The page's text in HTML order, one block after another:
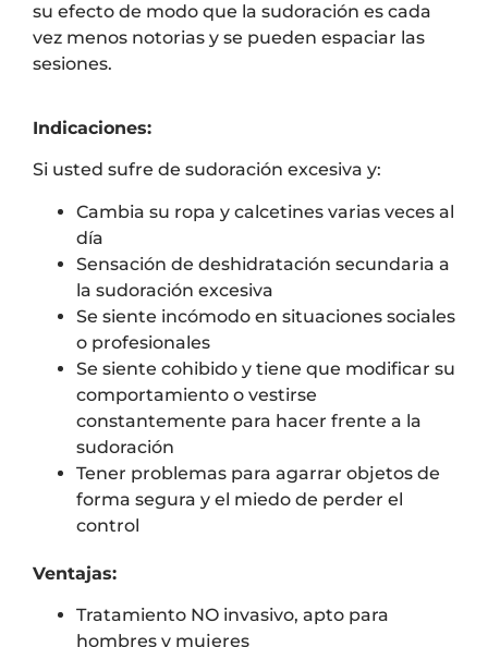
su efecto de modo que la sudoración es cada
vez menos notorias y se pueden espaciar las
sesiones.
Indicaciones:
Si usted sufre de sudoración excesiva y:
Cambia su ropa y calcetines varias veces al
día
Sensación de deshidratación secundaria a
la sudoración excesiva
Se siente incómodo en situaciones sociales
o profesionales
Se siente cohibido y tiene que modificar su
comportamiento o vestirse
constantemente para hacer frente a la
sudoración
Tener problemas para agarrar objetos de
forma segura y el miedo de perder el
control
Ventajas:
Tratamiento NO invasivo, apto para
hombres y mujeres